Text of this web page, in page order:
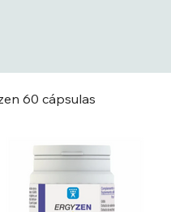
60 cápsulas